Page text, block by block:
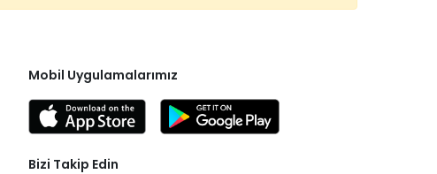
Mobil Uygulamalarımız
Bizi Takip Edin